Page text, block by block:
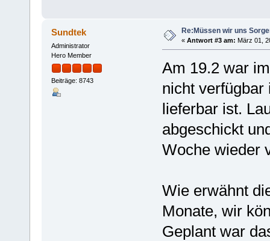
Sundtek
Administrator
Hero Member
Beiträge: 8743
Re:Müssen wir uns
« Antwort #3 am: März 01,
Am 19.2 war
nicht
lieferbar ist.
abgeschickt
Woche wieder
Wie erwähnt
Monate, wir
Geplant war